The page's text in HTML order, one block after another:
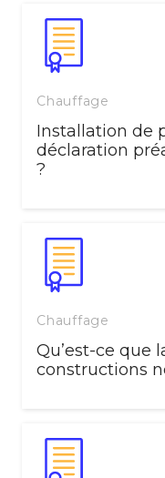
Chauffage
Installation de
déclaration
?
Chauffage
Qu’est-ce que
constructions